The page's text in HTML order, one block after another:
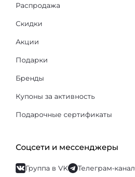
Распродажа
Скидки
Акции
Подарки
Бренды
Купоны за активность
Подарочные сертификаты
Соцсети и мессенджеры
Группа в VK Телеграм-канал